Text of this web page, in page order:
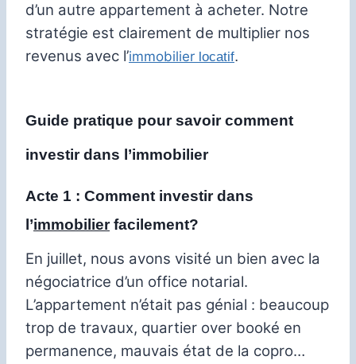
d’un autre appartement à acheter. Notre
stratégie est clairement de multiplier nos
revenus avec l’immobilier locatif.
Guide pratique pour savoir comment
investir dans l’immobilier
Acte 1 : Comment investir dans
l’immobilierfacilement?
En juillet, nous avons visité un bien avec la
négociatrice d’un office notarial.
L’appartement n’était pas génial : beaucoup
trop de travaux, quartier over booké en
permanence, mauvais état de la copro…